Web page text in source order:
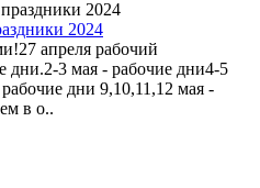
2024
апреля рабочий
дни.2-3 мая - рабочие дни4-5
дни 9,10,11,12 мая -
в о..